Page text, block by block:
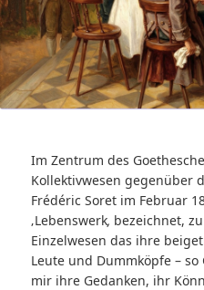
Im Zentrum des
Kollektivwesen gegenüber
Frédéric Soret im Februar
‚Lebenswerk‚ bezeichnet,
Einzelwesen das ihre
Leute und Dummköpfe –
mir ihre Gedanken, ihr